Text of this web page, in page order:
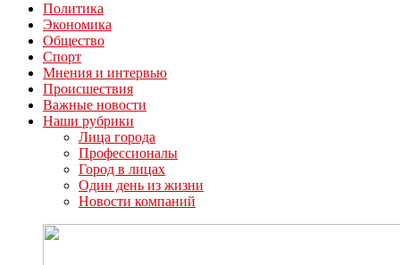
Политика
Экономика
Общество
Спорт
Мнения и интервью
Происшествия
Важные новости
Наши рубрики
Лица города
Профессионалы
Город в лицах
Один день из жизни
Новости компаний